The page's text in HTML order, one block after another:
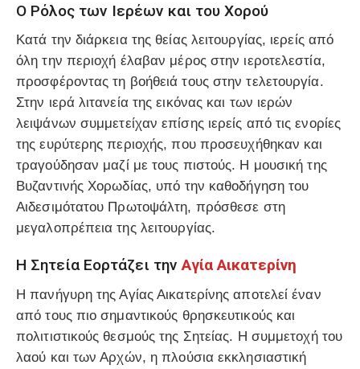
Ο Ρόλος των Ιερέων και του Χορού
Κατά την διάρκεια της θείας λειτουργίας, ιερείς από
όλη την περιοχή έλαβαν μέρος στην ιεροτελεστία,
προσφέροντας τη βοήθειά τους στην τελετουργία.
Στην ιερά λιτανεία της εικόνας και των ιερών
λειψάνων συμμετείχαν επίσης ιερείς από τις ενορίες
της ευρύτερης περιοχής, που προσευχήθηκαν και
τραγούδησαν μαζί με τους πιστούς. Η μουσική της
Βυζαντινής Χορωδίας, υπό την καθοδήγηση του
Αιδεσιμότατου Πρωτοψάλτη, πρόσθεσε στη
μεγαλοπρέπεια της λειτουργίας.
Η Σητεία Εορτάζει τηνΑγία Αικατερίνη
Η πανήγυρη της Αγίας Αικατερίνης αποτελεί έναν
από τους πιο σημαντικούς θρησκευτικούς και
πολιτιστικούς θεσμούς της Σητείας. Η συμμετοχή του
λαού και των Αρχών, η πλούσια εκκλησιαστική